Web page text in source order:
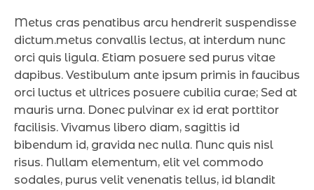
Metus cras penatibus arcu hendrerit suspendisse
dictum.metus convallis lectus, at interdum nunc
orci quis ligula. Etiam posuere sed purus vitae
dapibus. Vestibulum ante ipsum primis in faucibus
orci luctus et ultrices posuere cubilia curae; Sed at
mauris urna. Donec pulvinar ex id erat porttitor
facilisis. Vivamus libero diam, sagittis id
bibendum id, gravida nec nulla. Nunc quis nisl
risus. Nullam elementum, elit vel commodo
sodales, purus velit venenatis tellus, id blandit